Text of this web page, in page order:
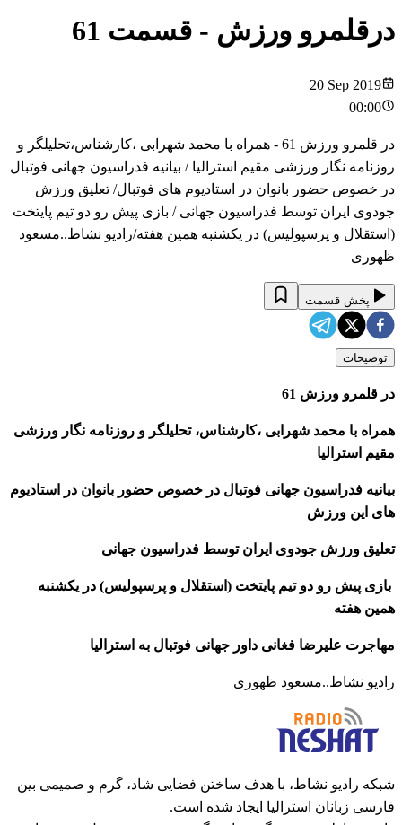
درقلمرو ورزش - قسمت 61
20 Sep 2019
00:00
در قلمرو ورزش 61 - همراه با محمد شهرابی ،کارشناس،تحلیلگر و
روزنامه نگار ورزشی مقیم استرالیا / بیانیه فدراسیون جهانی فوتبال
در خصوص حضور بانوان در استادیوم های فوتبال/ تعلیق ورزش
جودوی ایران توسط فدراسیون جهانی / بازی پیش رو دو تیم پایتخت
(استقلال و پرسپولیس) در یکشنبه همین هفته/رادیو نشاط..مسعود
ظهوری
پخش قسمت
توضیحات
در قلمرو ورزش 61
همراه با محمد شهرابی ،کارشناس، تحلیلگر و روزنامه نگار ورزشی
مقیم استرالیا
بیانیه فدراسیون جهانی فوتبال در خصوص حضور بانوان در استادیوم
های این ورزش
تعلیق ورزش جودوی ایران توسط فدراسیون جهانی
بازی پیش رو دو تیم پایتخت (استقلال و پرسپولیس) در یکشنبه
همین هفته
مهاجرت علیرضا فغانی داور جهانی فوتبال به استرالیا
رادیو نشاط..مسعود ظهوری
شبکه رادیو نشاط، با هدف ساختن فضایی شاد، گرم و صمیمی بین
فارسی زبانان استرالیا ایجاد شده است.